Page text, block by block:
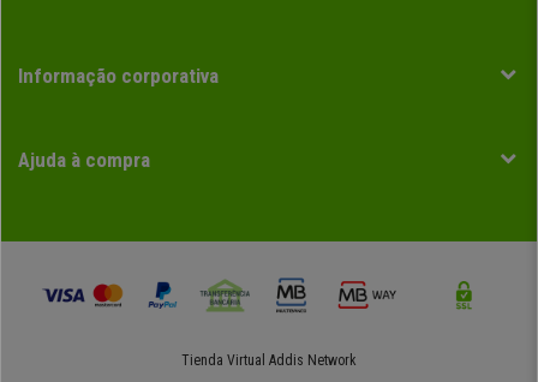
Informação corporativa
Ajuda à compra
Tienda Virtual Addis Network